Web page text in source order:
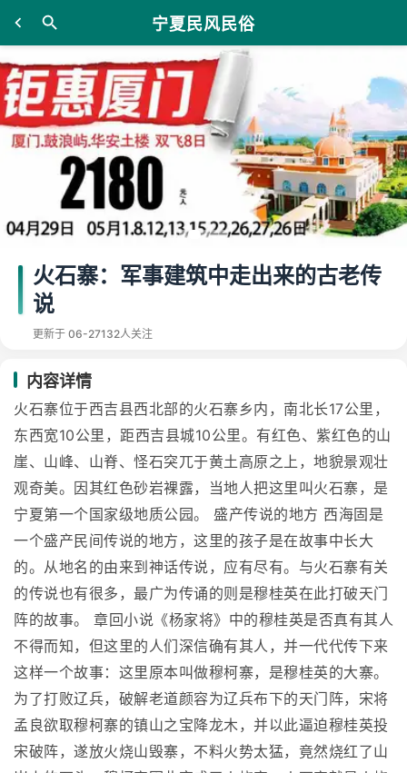
宁夏民风民俗
火石寨：军事建筑中走出来的古老传
说
更新于 06-27132人关注
内容详情
火石寨位于西吉县西北部的火石寨乡内，南北长17公里，
东西宽10公里，距西吉县城10公里。有红色、紫红色的山
崖、山峰、山脊、怪石突兀于黄土高原之上，地貌景观壮
观奇美。因其红色砂岩裸露，当地人把这里叫火石寨，是
宁夏第一个国家级地质公园。 盛产传说的地方 西海固是
一个盛产民间传说的地方，这里的孩子是在故事中长大
的。从地名的由来到神话传说，应有尽有。与火石寨有关
的传说也有很多，最广为传诵的则是穆桂英在此打破天门
阵的故事。 章回小说《杨家将》中的穆桂英是否真有其人
不得而知，但这里的人们深信确有其人，并一代代传下来
这样一个故事：这里原本叫做穆柯寨，是穆桂英的大寨。
为了打败辽兵，破解老道颜容为辽兵布下的天门阵，宋将
孟良欲取穆柯寨的镇山之宝降龙木，并以此逼迫穆桂英投
宋破阵，遂放火烧山毁寨，不料火势太猛，竟然烧红了山